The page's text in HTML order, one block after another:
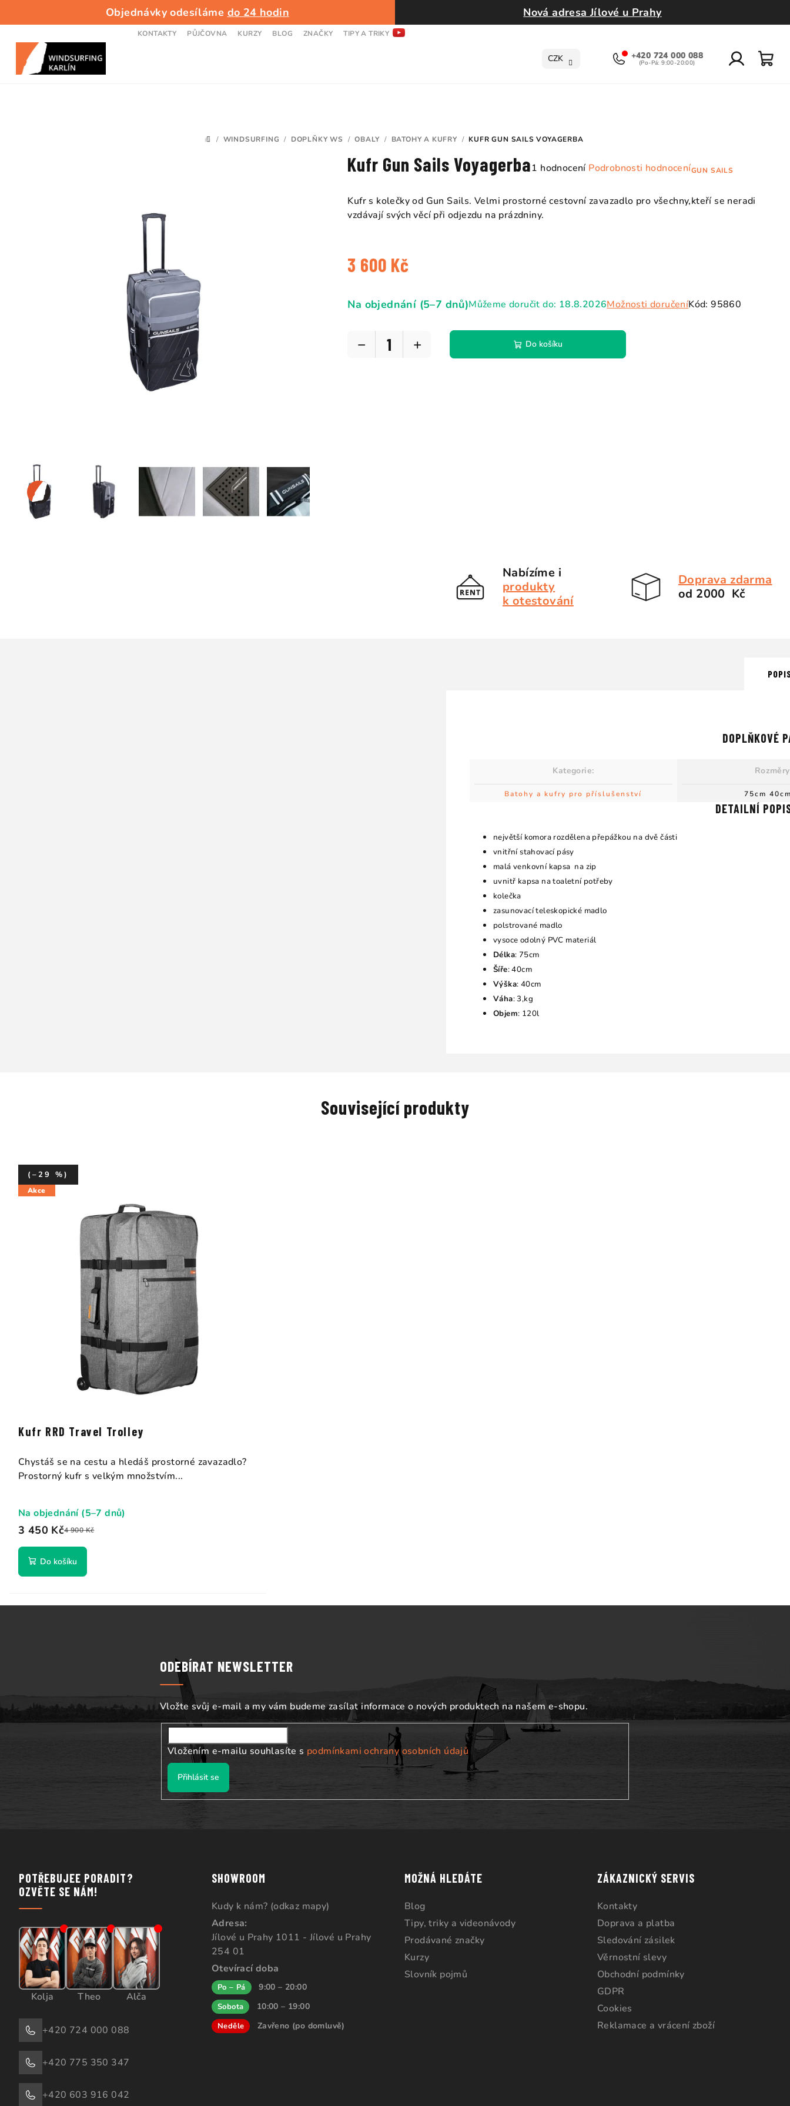
Objednávky odesíláme do 24 hodin Nová adresa Jílové u Prahy
KONTAKTY PŮJČOVNA KURZY BLOG ZNAČKY TIPY A TRIKY
CZK +420 724 000 088
DOMŮ
/ WINDSURFING / DOPLŇKY WS / OBALY / BATOHY A KUFRY / KUFR GUN SAILS VOYAGERBA
GUN SAILS
Kufr Gun Sails VoyagerbaPrůměrné
produktu
5,0
1 hodnocení Podrobnosti hodnocení
Kufr s kolečky od Gun Sails. Velmi prostorné cestovní zavazadlo pro všechny,kteří se neradi
vzdávají svých věcí při odjezdu na prázdniny.
3 600 Kč
cena:
Na objednání (5–7 dnů)Můžeme doručit do: 18.8.2026Možnosti doručeníKód: 95860
+
− Do košíku
Nabízíme i
produkty
k otestování
Doprava zdarma
od 2000 Kč
DETAILNÍ
největší komora rozdělena přepážkou na dvě části
vnitřní stahovací pásy
malá venkovní kapsa na zip
uvnitř kapsa na toaletní potřeby
kolečka
zasunovací teleskopické madlo
polstrované madlo
vysoce odolný PVC materiál
Délka: 75cm
Šíře: 40cm
Výška: 40cm
Váha: 3,kg
Objem: 120l
DOPLŇKOVÉ
Kategorie:
Batohy a kufry pro příslušenství
Rozměry
75cm
Související produkty
Akce
Kufr RRD Travel Trolley
3 450 Kč4 900 Kč
(–29 %)
Na objednání (5–7 dnů)
Do košíku
Chystáš se na cestu a hledáš prostorné zavazadlo?
Prostorný kufr s velkým množstvím...
t
í
ODEBÍRAT NEWSLETTER
Vložte svůj e-mail a my vám budeme zasílat informace o nových produktech na našem e-shopu.
Vložením e-mailu souhlasíte s podmínkami ochrany osobních údajů
Přihlásit se
POTŘEBUJEE PORADIT?
OZVĚTE SE NÁM!
Kolja Theo Alča
+420 724 000 088
+420 775 350 347
+420 603 916 042
SHOWROOM
Kudy k nám? (odkaz mapy)
Adresa:
Jílové u Prahy 1011 - Jílové u Prahy
254 01
Otevírací doba
Po – Pá 9:00 – 20:00
Sobota 10:00 – 19:00
Neděle Zavřeno (po domluvě)
MOŽNÁ HLEDÁTE
Blog
Tipy, triky a videonávody
Prodávané značky
Kurzy
Slovník pojmů
ZÁKAZNICKÝ SERVIS
Kontakty
Doprava a platba
Sledování zásilek
Věrnostní slevy
Obchodní podmínky
GDPR
Cookies
Reklamace a vrácení zboží